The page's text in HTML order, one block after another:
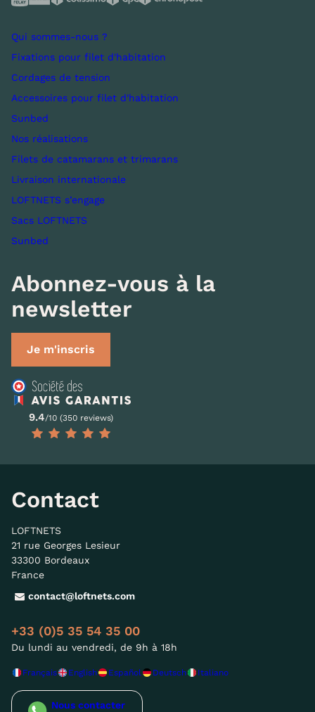
Qui sommes-nous ?
Fixations pour filet d'habitation
Cordages de tension
Accessoires pour filet d'habitation
Sunbed
Nos réalisations
Filets de catamarans et trimarans
Livraison internationale
LOFTNETS s’engage
Sacs LOFTNETS
Sunbed
Abonnez-vous à la
newsletter
Je m'inscris
9.4/10 (350 reviews)
Contact
LOFTNETS
21 rue Georges Lesieur
33300 Bordeaux
France
contact@loftnets.com
+33 (0)5 35 54 35 00
Du lundi au vendredi, de 9h à 18h
Français English Español Deutsch Italiano
Nous contacter